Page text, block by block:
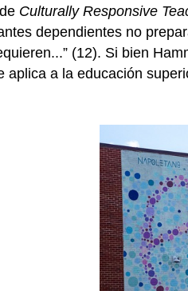
Culturally Responsive
dependientes no
(12). Si bien
aplica a la educación